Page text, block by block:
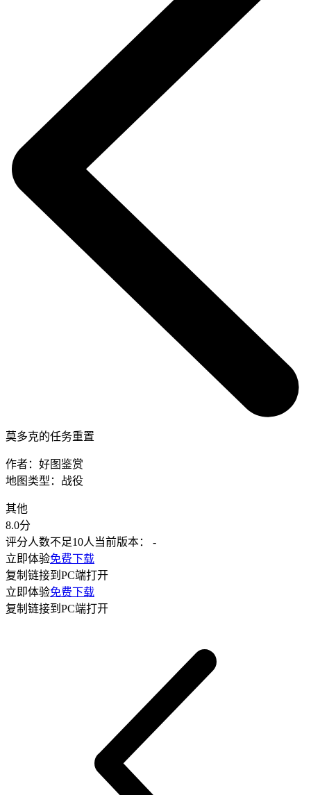
莫多克的任务重置
作者： 好图鉴赏
地图类型： 战役
其他
8.0分
评分人数不足10人 当前版本：
-
立即体验免费下载
复制链接到PC端打开
立即体验免费下载
复制链接到PC端打开